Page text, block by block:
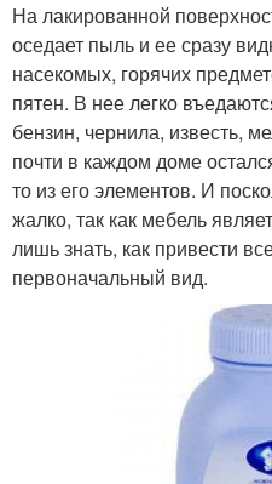
На лакированной
оседает пыль и ее сразу
насекомых, горячих
пятен. В нее легко
бензин, чернила, известь,
почти в каждом доме
то из его элементов. И
жалко, так как мебель
лишь знать, как привести
первоначальный вид.